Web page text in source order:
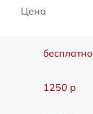
Цена
бесплатно
1250 р